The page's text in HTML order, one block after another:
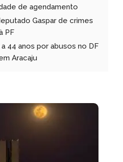
de agendamento
Gaspar de crimes
PF
44 anos por abusos no DF
Aracaju